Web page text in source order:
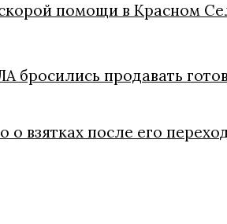
помощи в Красном
бросились продавать
взятках после его